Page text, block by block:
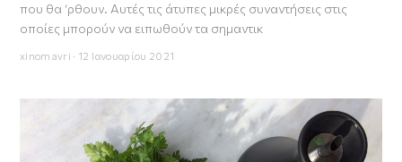
που θα ‘ρθουν. Αυτές τις άτυπες μικρές συναντήσεις στις
οποίες μπορούν να ειπωθούν τα σημαντικ
xinomavri · 12 Ιανουαρίου 2021